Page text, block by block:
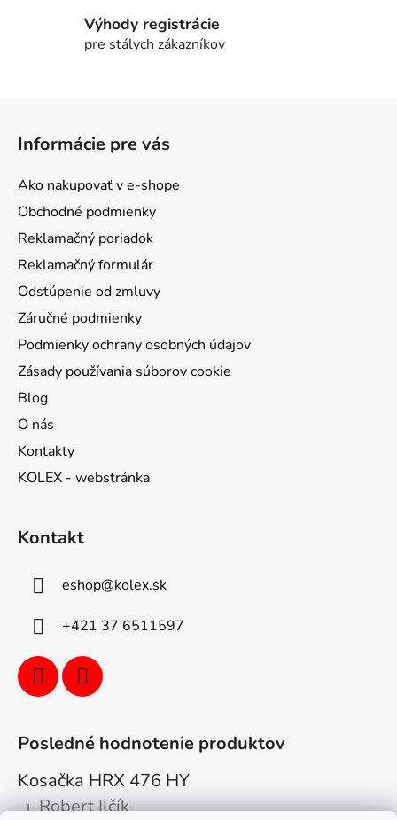
Výhody registrácie
pre stálych zákazníkov
Informácie pre vás
Ako nakupovať v e-shope
Obchodné podmienky
Reklamačný poriadok
Reklamačný formulár
Odstúpenie od zmluvy
Záručné podmienky
Podmienky ochrany osobných údajov
Zásady používania súborov cookie
Blog
O nás
Kontakty
KOLEX - webstránka
Kontakt
eshop@kolex.sk
+421 37 6511597
Posledné hodnotenie produktov
Kosačka HRX 476 HY
Hodnotenie produktu je 5 z 5 hviezdičiek.
| Robert Ilčík